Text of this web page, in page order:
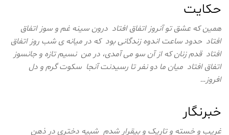
حکایت
همین که عشق تو آنروز اتفاق افتاد درون سینه غم و سوز اتفاق
افتاد حدود ساعت اندوه زندگانی بود که در میانه ی شب روز اتفاق
افتاد قدم زنان که از آن سو می آمدی، در من نسیم تازه و جانسوز
اتفاق افتاد میان ما دو نفر تا رسیدنت آنجا سکوت گرم و دل
افروز…
خبرنگار
غریب و خسته و تاریک و بیقرار شدم شبیه دختری در ذهن